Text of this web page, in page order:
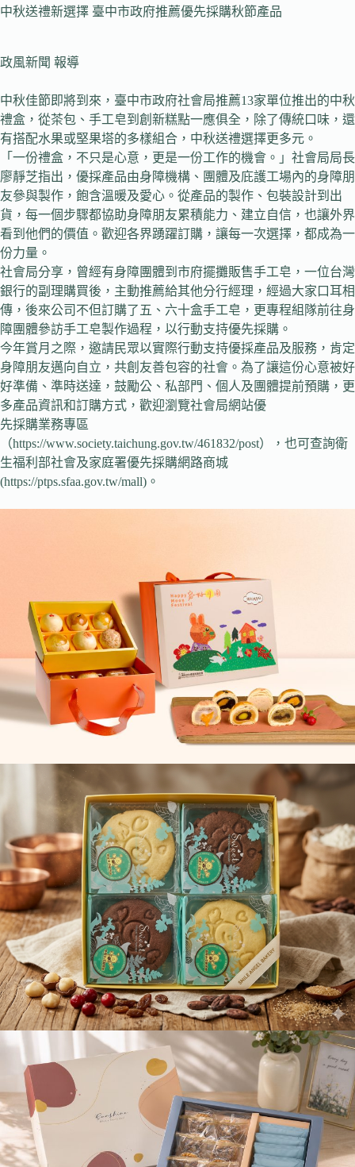
中秋送禮新選擇 臺中市政府推薦優先採購秋節產品
政風新聞 報導
中秋佳節即將到來，臺中市政府社會局推薦13家單位推出的中秋
禮盒，從茶包、手工皂到創新糕點一應俱全，除了傳統口味，還
有搭配水果或堅果塔的多樣組合，中秋送禮選擇更多元。
「一份禮盒，不只是心意，更是一份工作的機會。」社會局局長
廖靜芝指出，優採產品由身障機構、團體及庇護工場內的身障朋
友參與製作，飽含溫暖及愛心。從產品的製作、包裝設計到出
貨，每一個步驟都協助身障朋友累積能力、建立自信，也讓外界
看到他們的價值。歡迎各界踴躍訂購，讓每一次選擇，都成為一
份力量。
社會局分享，曾經有身障團體到市府擺攤販售手工皂，一位台灣
銀行的副理購買後，主動推薦給其他分行經理，經過大家口耳相
傳，後來公司不但訂購了五、六十盒手工皂，更專程組隊前往身
障團體參訪手工皂製作過程，以行動支持優先採購。
今年賞月之際，邀請民眾以實際行動支持優採產品及服務，肯定
身障朋友邁向自立，共創友善包容的社會。為了讓這份心意被好
好準備、準時送達，鼓勵公、私部門、個人及團體提前預購，更
多產品資訊和訂購方式，歡迎瀏覽社會局網站優
先採購業務專區
（https://www.society.taichung.gov.tw/461832/post），也可查詢衛
生福利部社會及家庭署優先採購網路商城
(https://ptps.sfaa.gov.tw/mall)。